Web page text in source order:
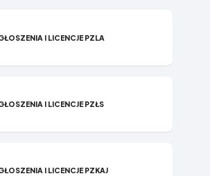
I LICENCJE PZLA
I LICENCJE PZŁS
I LICENCJE PZKAJ